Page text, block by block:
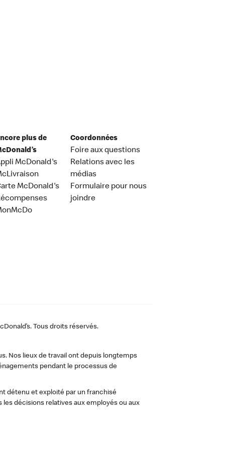
plus de
McDonald's
McDonald's
Coordonnées
Foire aux questions
Relations avec les
médias
Formulaire pour nous
joindre
Tous droits réservés.
Nos lieux de travail ont depuis longtemps
pendant le processus de
détenu et exploité par un franchisé
décisions relatives aux employés ou aux